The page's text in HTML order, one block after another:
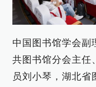
中国图书馆学会副
共图书馆分会主任
员刘小琴，湖北省